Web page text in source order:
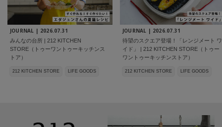
JOURNAL | 2026.07.31
みんなの台所 | 212 KITCHEN
STORE（トゥーワントゥーキッチンス
トア）
212 KITCHEN STORE LIFE GOODS
JOURNAL | 2026.07.31
待望のスクエア登場！「レンジメート ワ
イド」 | 212 KITCHEN STORE（トゥー
ワントゥーキッチンストア）
212 KITCHEN STORE LIFE GOODS